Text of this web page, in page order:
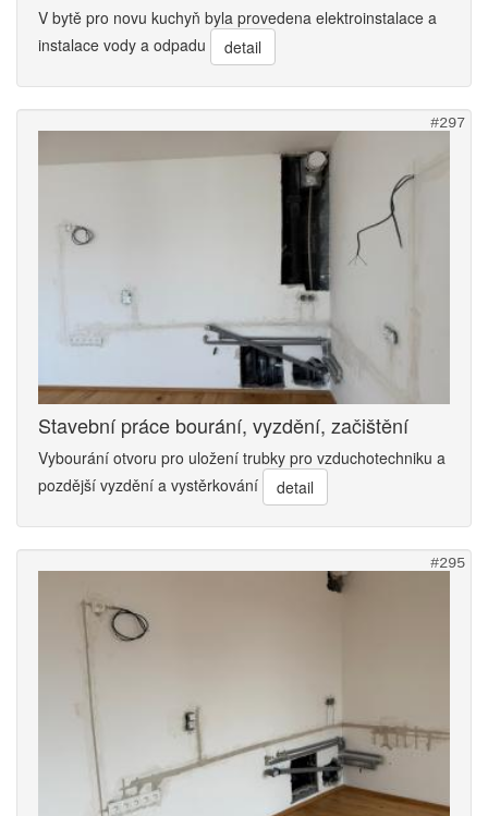
V bytě pro novu kuchyň byla provedena elektroinstalace a
instalace vody a odpadu
detail
#297
Stavební práce bourání, vyzdění, začištění
Vybourání otvoru pro uložení trubky pro vzduchotechniku a
pozdější vyzdění a vystěrkování
detail
#295